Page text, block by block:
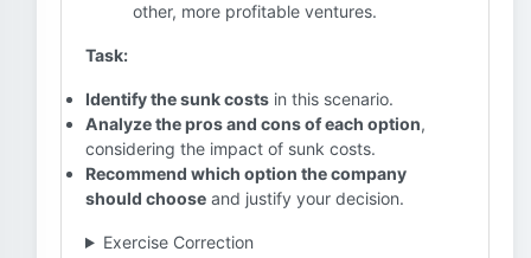
other, more profitable ventures.
Task:
Identify the sunk costs in this scenario.
Analyze the pros and cons of each option,
considering the impact of sunk costs.
Recommend which option the company
should choose and justify your decision.
Exercise Correction